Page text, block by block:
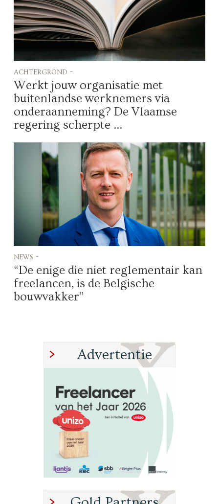
achtergrond -
Werkt jouw organisatie met
buitenlandse werknemers via
onderaanneming? De Vlaamse
regering scherpte ...
news -
“De enige die niet reglementair kan
freelancen, is de Belgische
bouwvakker”
Advertentie